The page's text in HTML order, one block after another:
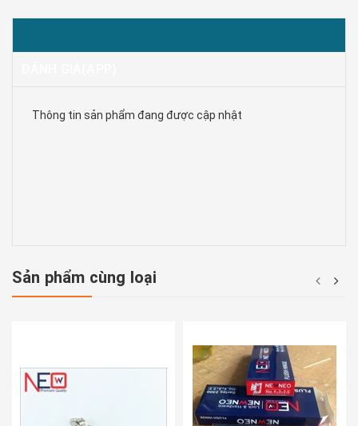
Thông tin sản phẩm đang được cập nhật
Sản phẩm cùng loại